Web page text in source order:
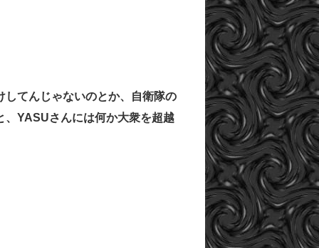
てんじゃないのとか、自衛隊の
、YASUさんには何か大衆を超越